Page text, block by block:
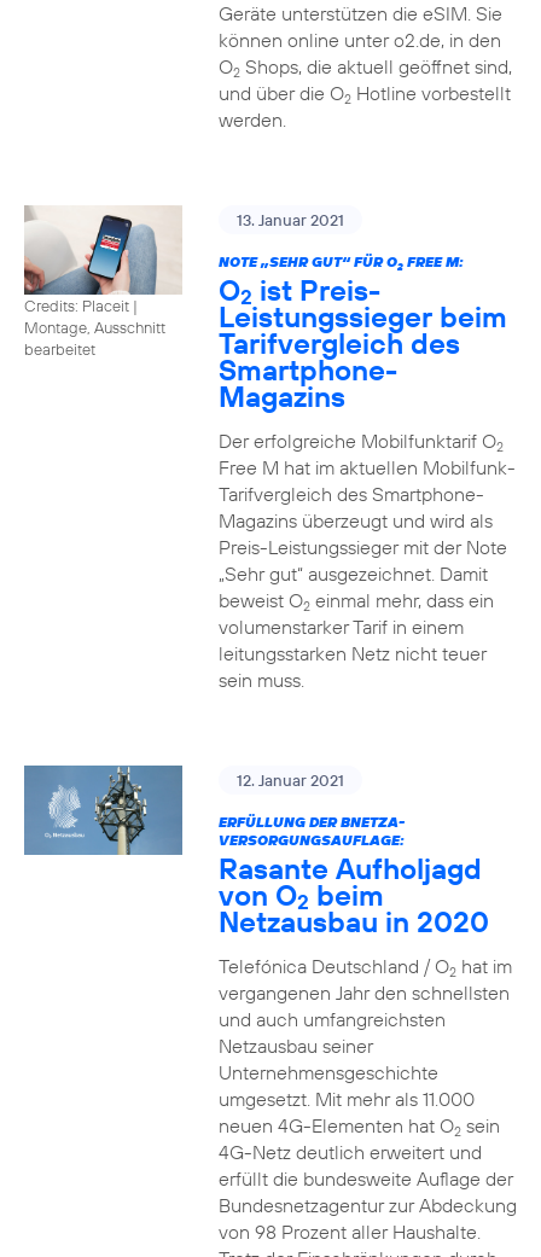
Geräte unterstützen die eSIM. Sie
können online unter o2.de, in den
O2Shops, die aktuell geöffnet sind,
und über die O2Hotline vorbestellt
werden.
Credits: Placeit |
Montage, Ausschnitt
bearbeitet
13. Januar 2021
NOTE „SEHR GUT“ FÜR O2FREE M:
O2 ist Preis-
Leistungssieger beim
Tarifvergleich des
Smartphone-
Magazins
Der erfolgreiche Mobilfunktarif O2
Free M hat im aktuellen Mobilfunk-
Tarifvergleich des Smartphone-
Magazins überzeugt und wird als
Preis-Leistungssieger mit der Note
„Sehr gut“ ausgezeichnet. Damit
beweist O2einmal mehr, dass ein
volumenstarker Tarif in einem
leitungsstarken Netz nicht teuer
sein muss.
12. Januar 2021
ERFÜLLUNG DER BNETZA-
VERSORGUNGSAUFLAGE:
Rasante Aufholjagd
von O2 beim
Netzausbau in 2020
Telefónica Deutschland / O2hat im
vergangenen Jahr den schnellsten
und auch umfangreichsten
Netzausbau seiner
Unternehmensgeschichte
umgesetzt. Mit mehr als 11.000
neuen 4G-Elementen hat O2sein
4G-Netz deutlich erweitert und
erfüllt die bundesweite Auflage der
Bundesnetzagentur zur Abdeckung
von 98 Prozent aller Haushalte.